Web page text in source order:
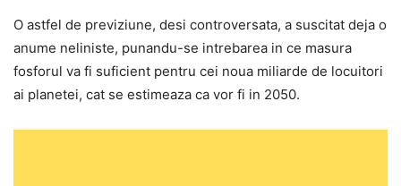
O astfel de previziune, desi controversata, a suscitat deja o
anume neliniste, punandu-se intrebarea in ce masura
fosforul va fi suficient pentru cei noua miliarde de locuitori
ai planetei, cat se estimeaza ca vor fi in 2050.